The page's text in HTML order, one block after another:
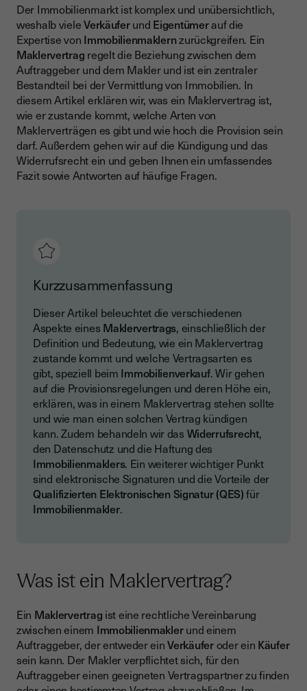
Arten von Maklerverträgen beim Immobilienverkauf
Wie hoch darf die Provision laut Maklervertrag sein?
Was steht in einem Maklervertrag?
Maklervertrag kündigen – geht das?
Widerrufsrecht bei Maklerverträgen
Maklervertrag und Datenschutz
Maklervertrag und Haftung
Elektronische Signaturen und QES
FAQ: Häufige Fragen zum Maklervertrag
Der Immobilienmarkt ist komplex und unübersichtlich,
weshalb vieleVerkäuferund Eigentümerauf die
Expertise von Immobilienmaklernzurückgreifen. Ein
Maklervertrag regelt die Beziehung zwischen dem
Auftraggeber und dem Makler und ist ein zentraler
Bestandteil bei der Vermittlung von Immobilien. In
diesem Artikel erklären wir, was ein Maklervertrag ist,
wie er zustande kommt, welche Arten von
Maklerverträgen es gibt und wie hoch die Provision sein
darf. Außerdem gehen wir auf die Kündigung und das
Widerrufsrecht ein und geben Ihnen ein umfassendes
Fazit sowie Antworten auf häufige Fragen.
Kurzzusammenfassung
Dieser Artikel beleuchtet die verschiedenen
Aspekte eines Maklervertrags, einschließlich der
Definition und Bedeutung, wie ein Maklervertrag
zustande kommt und welche Vertragsarten es
gibt, speziell beim Immobilienverkauf. Wir gehen
auf die Provisionsregelungen und deren Höhe ein,
erklären, was in einem Maklervertrag stehen sollte
und wie man einen solchen Vertrag kündigen
kann. Zudem behandeln wir das Widerrufsrecht,
den Datenschutz und die Haftung des
Immobilienmaklers. Ein weiterer wichtiger Punkt
sind elektronische Signaturen und die Vorteile der
Qualifizierten Elektronischen Signatur (QES)für
Immobilienmakler.
Was ist ein Maklervertrag?
Ein Maklervertrag ist eine rechtliche Vereinbarung
zwischen einem Immobilienmaklerund einem
Auftraggeber, der entweder einVerkäuferoder ein Käufer
sein kann. Der Makler verpflichtet sich, für den
Auftraggeber einen geeigneten Vertragspartner zu finden